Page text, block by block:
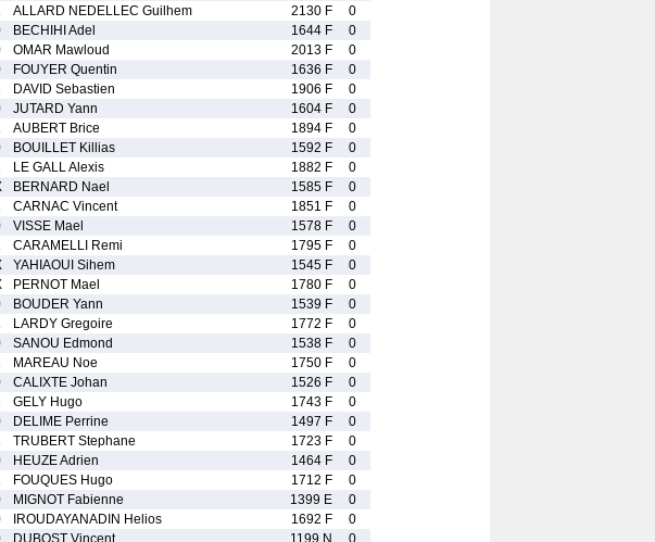
ALLARD NEDELLEC Guilhem 2130 F
0
BECHIHI Adel 1644 F
0
OMAR Mawloud 2013 F
0
FOUYER Quentin 1636 F
0
DAVID Sebastien 1906 F
0
JUTARD Yann 1604 F
0
AUBERT Brice 1894 F
0
BOUILLET Killias 1592 F
0
LE GALL Alexis 1882 F
0
BERNARD Nael 1585 F
0
CARNAC Vincent 1851 F
0
VISSE Mael 1578 F
0
CARAMELLI Remi 1795 F
0
YAHIAOUI Sihem 1545 F
0
PERNOT Mael 1780 F
0
BOUDER Yann 1539 F
0
LARDY Gregoire 1772 F
0
SANOU Edmond 1538 F
0
MAREAU Noe 1750 F
0
CALIXTE Johan 1526 F
0
GELY Hugo 1743 F
0
DELIME Perrine 1497 F
0
TRUBERT Stephane 1723 F
0
HEUZE Adrien 1464 F
0
FOUQUES Hugo 1712 F
0
MIGNOT Fabienne 1399 E
0
IROUDAYANADIN Helios 1692 F
0
DUBOST Vincent 1199 N 0